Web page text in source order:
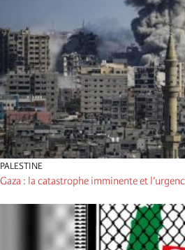
PALESTINE
Gaza : la catastrophe imminente et